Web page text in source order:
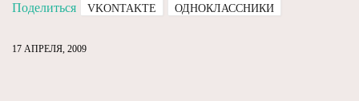
Поделиться VKONTAKTE ОДНОКЛАССНИКИ
17 АПРЕЛЯ, 2009